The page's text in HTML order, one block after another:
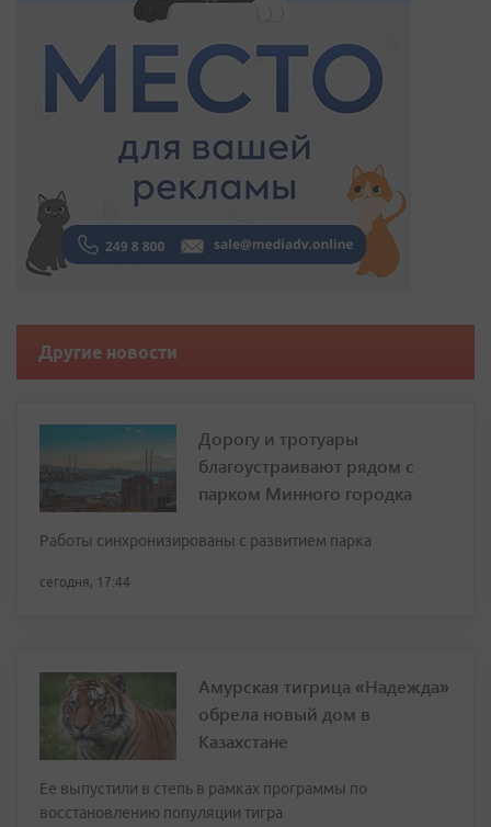
Другие новости
Дорогу и тротуары
благоустраивают рядом с
парком Минного городка
Работы синхронизированы с развитием парка
сегодня, 17:44
Амурская тигрица «Надежда»
обрела новый дом в
Казахстане
Ее выпустили в степь в рамках программы по
восстановлению популяции тигра